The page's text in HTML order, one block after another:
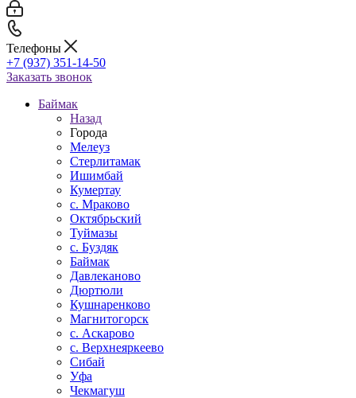
Телефоны
+7 (937) 351-14-50
Заказать звонок
Баймак
Назад
Города
Мелеуз
Стерлитамак
Ишимбай
Кумертау
c. Мраково
Октябрьский
Туймазы
c. Буздяк
Баймак
Давлеканово
Дюртюли
Кушнаренково
Магнитогорск
с. Аскарово
с. Верхнеяркеево
Сибай
Уфа
Чекмагуш